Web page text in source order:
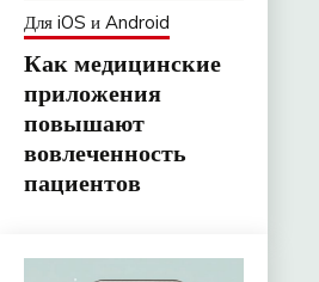
Для iOS и Android
Как медицинские
приложения
повышают
вовлеченность
пациентов